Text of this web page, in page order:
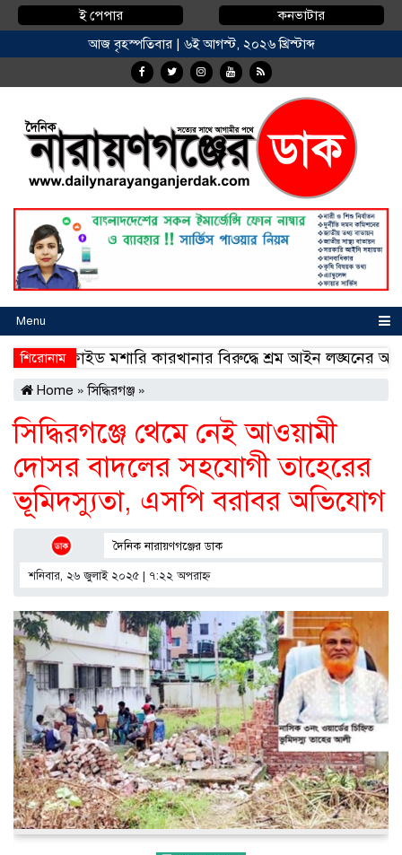
ই পেপার
কনভাটার
আজ বৃহস্পতিবার | ৬ই আগস্ট, ২০২৬ খ্রিস্টাব্দ
Menu
শিরোনাম
বোনাফাইড মশারি কারখানার বিরুদ্ধে শ্রম আইন লঙ্ঘনের
Home »সিদ্ধিরগঞ্জ »
সিদ্ধিরগঞ্জে থেমে নেই আওয়ামী
দোসর বাদলের সহযোগী তাহেরের
ভূমিদস্যুতা, এসপি বরাবর অভিযোগ
দৈনিক নারায়ণগঞ্জের ডাক
শনিবার, ২৬ জুলাই ২০২৫ | ৭:২২ অপরাহ্ণ